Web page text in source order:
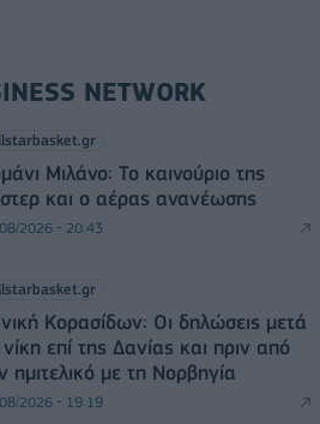
NETWORK
Μιλάνο: Το καινούριο της
και ο αέρας ανανέωσης
2026 - 20:43
Κορασίδων: Οι δηλώσεις μετά
επί της Δανίας και πριν από
ημιτελικό με τη Νορβηγία
2026 - 19:19